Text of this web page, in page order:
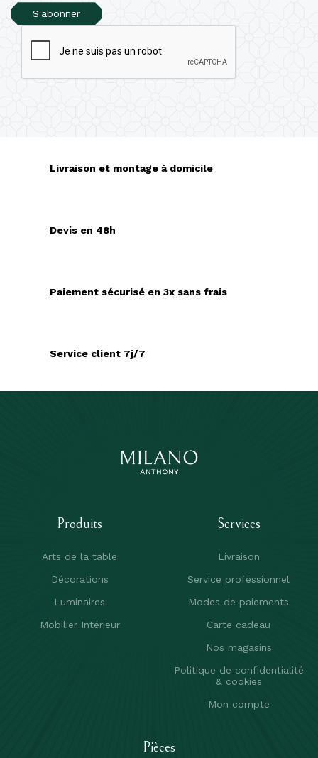
S'abonner
Livraison et montage à domicile
Devis en 48h
Paiement sécurisé en 3x sans frais
Service client 7j/7
Produits
Arts de la table
Décorations
Luminaires
Mobilier Intérieur
Services
Livraison
Service professionnel
Modes de paiements
Carte cadeau
Nos magasins
Politique de confidentialité
& cookies
Mon compte
Pièces